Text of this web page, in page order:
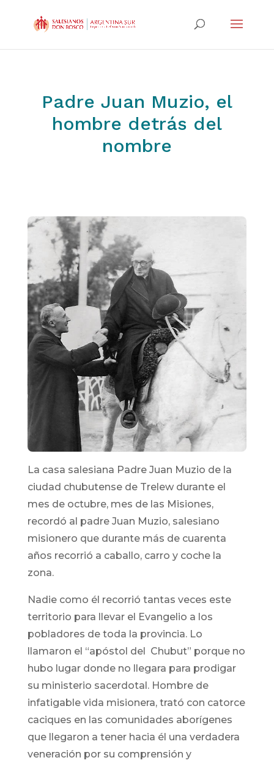
Padre Juan Muzio, el
hombre detrás del
nombre
La casa salesiana Padre Juan Muzio de la
ciudad chubutense de Trelew durante el
mes de octubre, mes de las Misiones,
recordó al padre Juan Muzio, salesiano
misionero que durante más de cuarenta
años recorrió a caballo, carro y coche la
zona.
Nadie como él recorrió tantas veces este
territorio para llevar el Evangelio a los
pobladores de toda la provincia. Lo
llamaron el “apóstol del Chubut” porque no
hubo lugar donde no llegara para prodigar
su ministerio sacerdotal. Hombre de
infatigable vida misionera, trató con catorce
caciques en las comunidades aborígenes
que llegaron a tener hacia él una verdadera
veneración por su comprensión y